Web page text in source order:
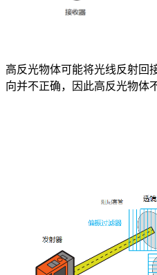
高反光物体可能将光线反射回
向并不正确，因此高反光物体